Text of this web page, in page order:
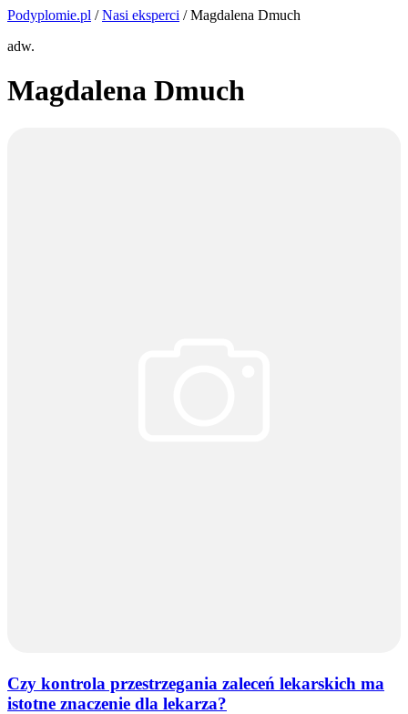
Podyplomie.pl /Nasi eksperci / Magdalena Dmuch
adw.
Magdalena Dmuch
Czy kontrola przestrzegania zaleceń lekarskich ma
istotne znaczenie dla lekarza?